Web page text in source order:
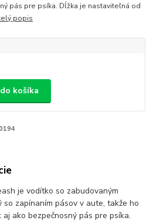
pás pre psíka. Dĺžka je nastaviteľná od
popis
košíka
je vodítko so zabudovaným
zapínaním pásov v aute, takže ho
ako bezpečnosný pás pre psíka.